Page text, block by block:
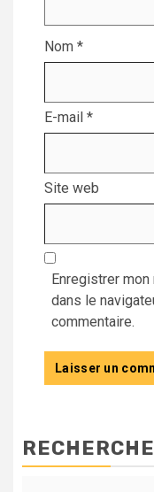
Nom *
E-mail *
Site web
Enregistrer
dans le
commentaire.